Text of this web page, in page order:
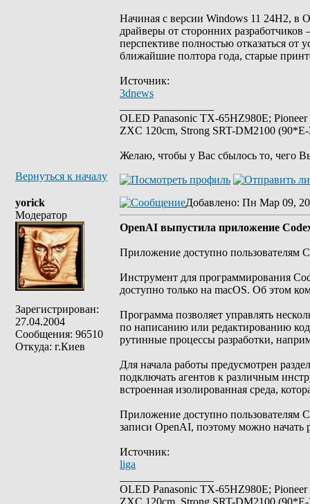
Начиная с версии Windows 11 24H2, в
драйверы от сторонних
перспективе полностью отказаться
ближайшие полтора года, старые
Источник:
3dnews
OLED Panasonic TX-65HZ980E;
ZXC 120cm, Strong SRT-DM2100
Желаю, чтобы у Вас сбылось то, чего
Вернуться к началу
yorick
Модератор
Зарегистрирован:
27.04.2004
Сообщения: 96510
Откуда: г.Киев
Добавлено: Пн Мар 09,
OpenAI выпустила приложение
Приложение доступно пользователям
Инструмент для программирования
доступно только на macOS. Об этом
Программа позволяет управлять
по написанию или редактированию
рутинные процессы разработки,
Для начала работы предусмотрен
подключать агентов к различным
встроенная изолированная среда,
Приложение доступно пользователям
записи OpenAI, поэтому можно начать
Источник:
liga
OLED Panasonic TX-65HZ980E;
ZXC 120cm, Strong SRT-DM2100